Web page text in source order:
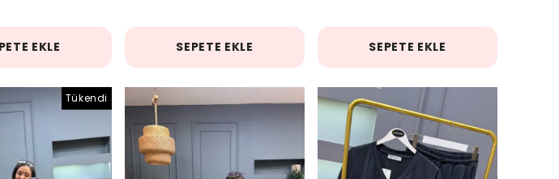
EKLE SEPETE EKLE SEPETE EKLE
Tükendi